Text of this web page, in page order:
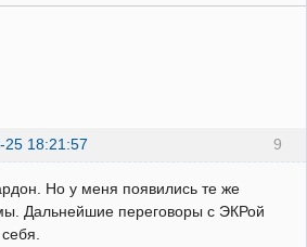
9
25 18:21:57
Но у меня появились те же
Дальнейшие переговоры с ЭКРой